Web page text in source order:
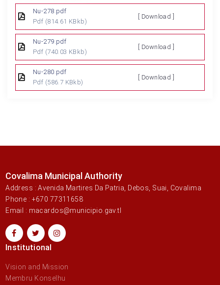
Nu-278.pdf
Pdf (814.61 KBkb)
[ Download ]
Nu-279.pdf
Pdf (740.03 KBkb)
[ Download ]
Nu-280.pdf
Pdf (586.7 KBkb)
[ Download ]
Covalima Municipal Authority
Address : Avenida Martires Da Patria, Debos, Suai, Covalima
Phone : +670 77311658
Email : macardos@municipio.gav.tl
Institutional
Vision and Mission
Membru Konselhu